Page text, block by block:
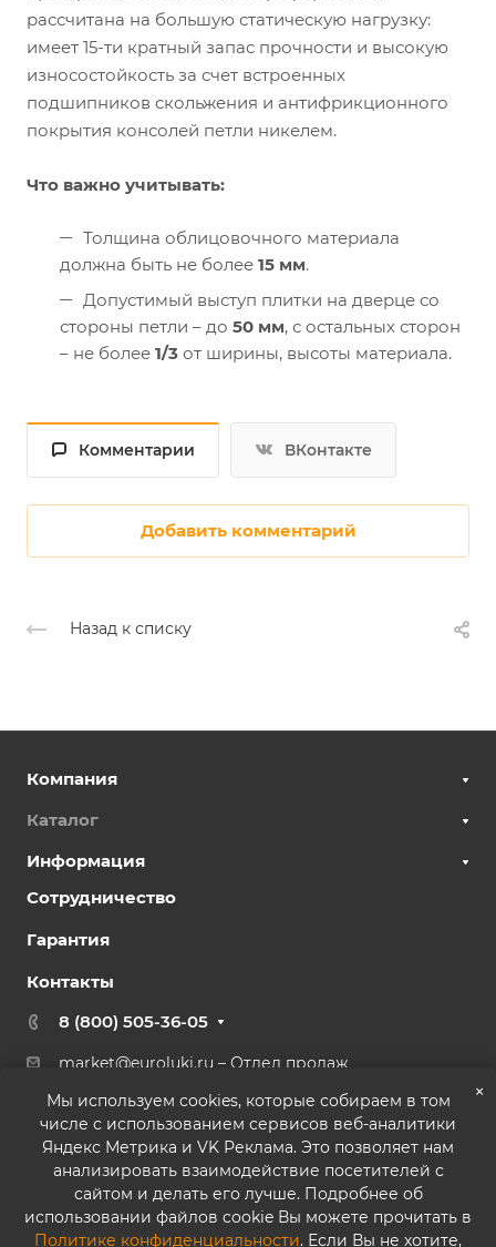
рассчитана на большую статическую нагрузку:
имеет 15-ти кратный запас прочности и высокую
износостойкость за счет встроенных
подшипников скольжения и антифрикционного
покрытия консолей петли никелем.
Что важно учитывать:
Толщина облицовочного материала
должна быть не более 15 мм.
Допустимый выступ плитки на дверце со
стороны петли – до 50 мм, с остальных сторон
– не более 1/3 от ширины, высоты материала.
Комментарии ВКонтакте
Добавить комментарий
Назад к списку
Компания
Каталог
Информация
Сотрудничество
Гарантия
Контакты
8 (800) 505-36-05
market@euroluki.ru – Отдел продаж
г. Москва, ул. Генерала Белова, 43 к2, офис 27
×
Мы используем cookies, которые собираем в том
числе с использованием сервисов веб-аналитики
Яндекс Метрика и VK Реклама. Это позволяет нам
анализировать взаимодействие посетителей с
сайтом и делать его лучше. Подробнее об
использовании файлов cookie Вы можете прочитать в
Политике конфиденциальности. Если Вы не хотите,